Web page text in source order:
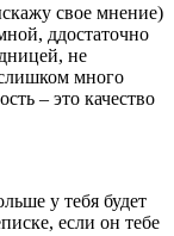
свое мнение)
ддостаточно
не
много
– это качество
у тебя будет
если он тебе